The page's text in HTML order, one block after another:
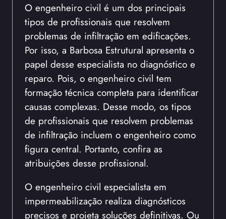
O engenheiro civil é um dos principais
tipos de profissionais que resolvem
problemas de infiltração em edificações.
Por isso, a Barbosa Estrutural apresenta o
papel desse especialista no diagnóstico e
reparo. Pois, o engenheiro civil tem
formação técnica completa para identificar
causas complexas. Desse modo, os tipos
de profissionais que resolvem problemas
de infiltração incluem o engenheiro como
figura central. Portanto, confira as
atribuições desse profissional.
O engenheiro civil especialista em
impermeabilização realiza diagnósticos
precisos e projeta soluções definitivas. Ou